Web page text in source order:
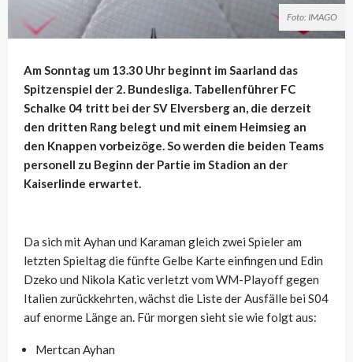
Foto: IMAGO
Am Sonntag um 13.30 Uhr beginnt im Saarland das
Spitzenspiel der 2. Bundesliga. Tabellenführer FC
Schalke 04 tritt bei der SV Elversberg an, die derzeit
den dritten Rang belegt und mit einem Heimsieg an
den Knappen vorbeizöge. So werden die beiden Teams
personell zu Beginn der Partie im Stadion an der
Kaiserlinde erwartet.
Da sich mit Ayhan und Karaman gleich zwei Spieler am
letzten Spieltag die fünfte Gelbe Karte einfingen und Edin
Dzeko und Nikola Katic verletzt vom WM-Playoff gegen
Italien zurückkehrten, wächst die Liste der Ausfälle bei S04
auf enorme Länge an. Für morgen sieht sie wie folgt aus:
Mertcan Ayhan